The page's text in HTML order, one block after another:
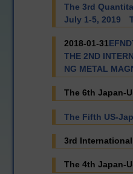
The 3rd
July 1-5, 2019
2018-01-31
THE 2ND
NG METAL
The 6th Japan-
The Fifth US-
3rd
The 4th Japan-